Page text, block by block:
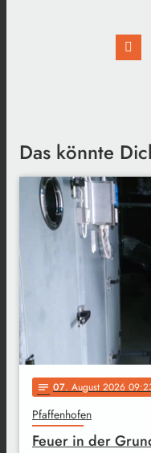
Das könnte
notes 07. August 2026
Pfaffenhofen
Feuer in der